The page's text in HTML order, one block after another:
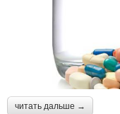
читать дальше →